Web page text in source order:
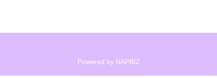
Powered by NAPBIZ